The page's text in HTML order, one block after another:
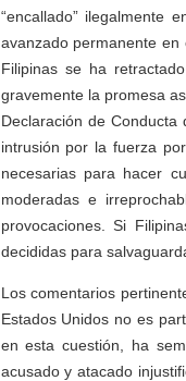
“encallado” ilegalmente
avanzado permanente en
Filipinas se ha
gravemente la promesa
Declaración de
intrusión por la fuerza
necesarias para hacer
moderadas e
provocaciones. Si
decididas para
Los comentarios
Estados Unidos no es
en esta cuestión, ha
acusado y atacado